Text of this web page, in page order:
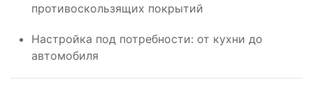
противоскользящих покрытий
Настройка под потребности: от кухни до
автомобиля